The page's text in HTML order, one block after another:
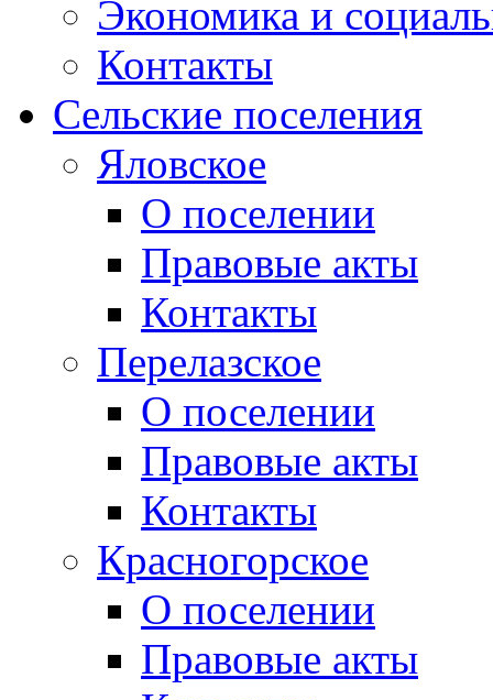
Экономика и
Контакты
Сельские поселения
Яловское
О поселении
Правовые акты
Контакты
Перелазское
О поселении
Правовые акты
Контакты
Красногорское
О поселении
Правовые акты